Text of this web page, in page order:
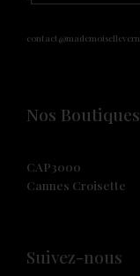
Nos Boutiques
CAP3000
Cannes Croisette
Suivez-nous